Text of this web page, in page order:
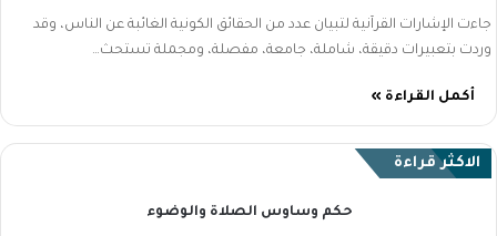
جاءت الإشارات القرآنية لتبيان عدد من الحقائق الكونية الغائبة عن الناس، وقد
وردت بتعبيرات دقيقة، شاملة، جامعة، مفصلة، ومجملة تستحث…
أكمل القراءة »
الاكثر قراءة
حكم وساوس الصلاة والوضوء